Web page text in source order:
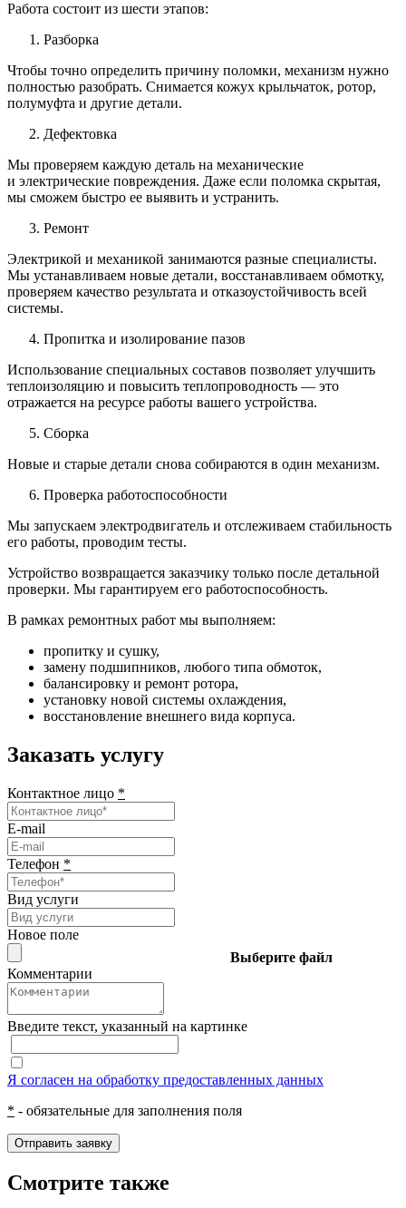
Работа состоит из шести этапов:
Разборка
Чтобы точно определить причину поломки, механизм нужно
полностью разобрать. Снимается кожух крыльчаток, ротор,
полумуфта и другие детали.
Дефектовка
Мы проверяем каждую деталь на механические
и электрические повреждения. Даже если поломка скрытая,
мы сможем быстро ее выявить и устранить.
Ремонт
Электрикой и механикой занимаются разные специалисты.
Мы устанавливаем новые детали, восстанавливаем обмотку,
проверяем качество результата и отказоустойчивость всей
системы.
Пропитка и изолирование пазов
Использование специальных составов позволяет улучшить
теплоизоляцию и повысить теплопроводность — это
отражается на ресурсе работы вашего устройства.
Сборка
Новые и старые детали снова собираются в один механизм.
Проверка работоспособности
Мы запускаем электродвигатель и отслеживаем стабильность
его работы, проводим тесты.
Устройство возвращается заказчику только после детальной
проверки. Мы гарантируем его работоспособность.
В рамках ремонтных работ мы выполняем:
пропитку и сушку,
замену подшипников, любого типа обмоток,
балансировку и ремонт ротора,
установку новой системы охлаждения,
восстановление внешнего вида корпуса.
Заказать услугу
Контактное лицо *
E-mail
Телефон *
Вид услуги
Новое поле
Выберите файл
Комментарии
Введите текcт, указанный на картинке
Я согласен на обработку предоставленных данных
* - обязательные для заполнения поля
Отправить заявку
Смотрите также